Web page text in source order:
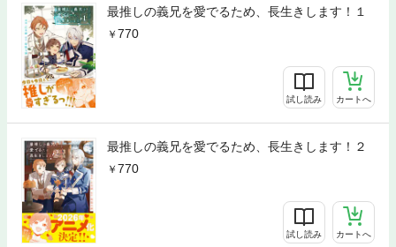
最推しの義兄を愛でるため、長生きします！１
770
試し読み カートへ
最推しの義兄を愛でるため、長生きします！２
770
試し読み カートへ